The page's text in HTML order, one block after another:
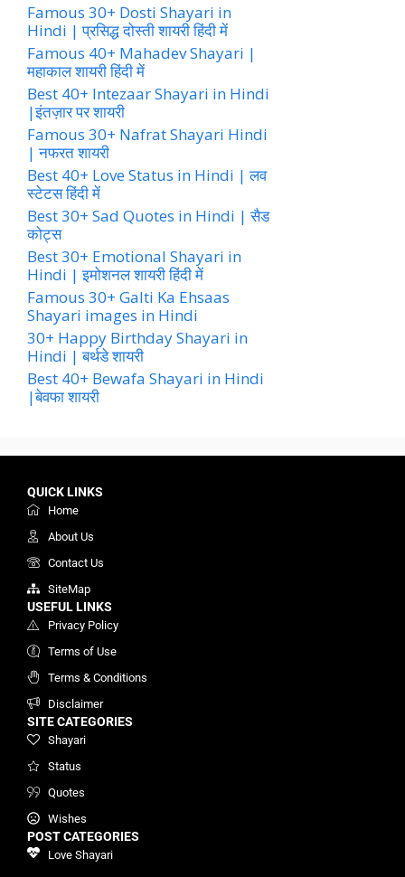
Famous 30+ Dosti Shayari in
Hindi | प्रसिद्ध दोस्ती शायरी हिंदी में
Famous 40+ Mahadev Shayari |
महाकाल शायरी हिंदी में
Best 40+ Intezaar Shayari in Hindi
|इंतज़ार पर शायरी
Famous 30+ Nafrat Shayari Hindi
| नफरत शायरी
Best 40+ Love Status in Hindi | लव
स्टेटस हिंदी में
Best 30+ Sad Quotes in Hindi | सैड
कोट्स
Best 30+ Emotional Shayari in
Hindi | इमोशनल शायरी हिंदी में
Famous 30+ Galti Ka Ehsaas
Shayari images in Hindi
30+ Happy Birthday Shayari in
Hindi | बर्थडे शायरी
Best 40+ Bewafa Shayari in Hindi
|बेवफा शायरी
QUICK LINKS
Home
About Us
Contact Us
SiteMap
USEFUL LINKS
Privacy Policy
Terms of Use
Terms & Conditions
Disclaimer
SITE CATEGORIES
Shayari
Status
Quotes
Wishes
POST CATEGORIES
Love Shayari